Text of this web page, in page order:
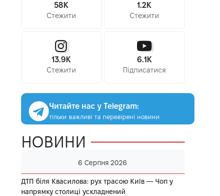
58K
Стежити
1.2K
Стежити
13.9K
Стежити
6.1K
Підписатися
Читайте нас у Telegram:
тільки важливі та перевірені новини
НОВИНИ
6 Серпня 2026
ДТП біля Квасилова: рух трасою Київ — Чоп у
напрямку столиці ускладнений